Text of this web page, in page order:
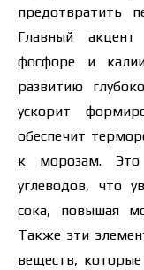
предотвратить
Главный
фосфоре и
развитию
ускорит
обеспечит
к морозам. Это
углеводов, что
сока, повышая
Также эти
веществ, которые
Я
защиты
защиты